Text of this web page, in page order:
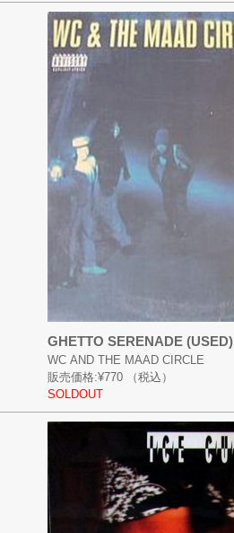
GHETTO SERENADE (USED)
WC AND THE MAAD CIRCLE
販売価格:¥770
（税込）
SOLDOUT